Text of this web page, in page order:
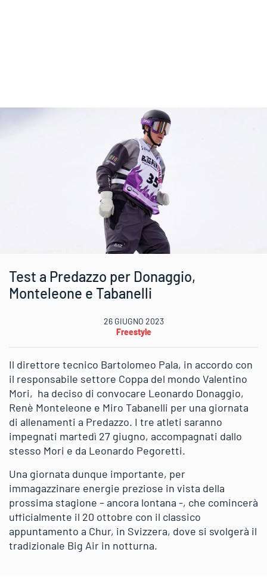
Test a Predazzo per Donaggio,
Monteleone e Tabanelli
26 GIUGNO 2023
Freestyle
Il direttore tecnico Bartolomeo Pala, in accordo con
il responsabile settore Coppa del mondo Valentino
Mori, ha deciso di convocare Leonardo Donaggio,
Renè Monteleone e Miro Tabanelli per una giornata
di allenamenti a Predazzo. I tre atleti saranno
impegnati martedì 27 giugno, accompagnati dallo
stesso Mori e da Leonardo Pegoretti.
Una giornata dunque importante, per
immagazzinare energie preziose in vista della
prossima stagione – ancora lontana -, che comincerà
ufficialmente il 20 ottobre con il classico
appuntamento a Chur, in Svizzera, dove si svolgerà il
tradizionale Big Air in notturna.